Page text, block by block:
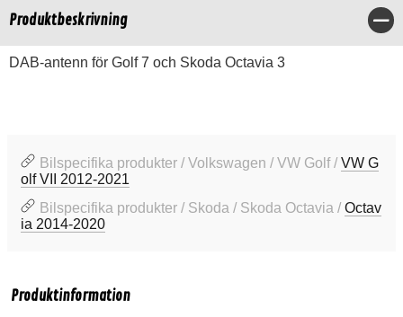
Produktbeskrivning
DAB-antenn för Golf 7 och Skoda Octavia 3
Bilspecifika produkter / Volkswagen / VW Golf /VW G
olf VII 2012-2021
Bilspecifika produkter / Skoda / Skoda Octavia /Octav
ia 2014-2020
Produktinformation